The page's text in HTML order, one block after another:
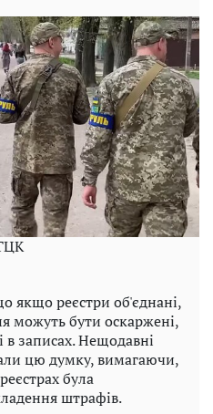
якщо реєстри об'єднані,
можуть бути оскаржені,
в записах. Нещодавні
цю думку, вимагаючи,
була
штрафів.